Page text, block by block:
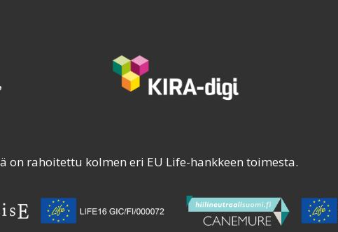
on rahoitettu kolmen eri EU Life-hankkeen toimesta.